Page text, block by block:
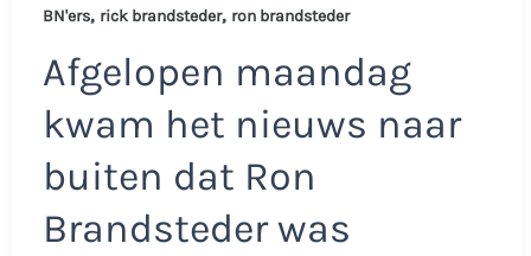
BN'ers, rick brandsteder, ron brandsteder
Afgelopen maandag
kwam het nieuws naar
buiten dat Ron
Brandsteder was